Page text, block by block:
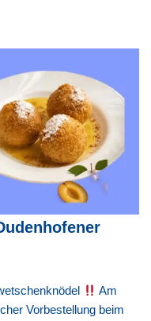
Am
Vorbestellung beim